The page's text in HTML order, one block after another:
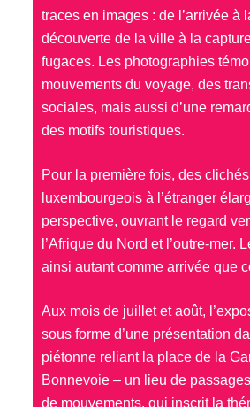
traces en images : de l’arrivée à
découverte de la ville à la
fugaces. Les photographies
mouvements du voyage, des
sociales, mais aussi d’une
des motifs touristiques.
Pour la première fois, des
luxembourgeois à l’étranger
perspective, ouvrant le regard
l’Afrique du Nord et l’outre-mer.
ainsi autant comme arrivée que
Aux mois de juillet et août,
sous forme d’une présentation
piétonne reliant la place de la
Bonnevoie – un lieu de
de mouvements, qui inscrit la